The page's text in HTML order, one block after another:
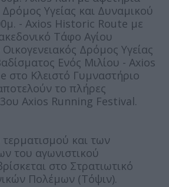
Υγείας και Δυναμικού
- Axios Historic Route με
Τάφο Αγίου
Δρόμος Υγείας
Ενός Μιλίου - Axios
στο Κλειστό Γυμναστήριο
το πλήρες
Axios Running Festival.
και των
του αγωνιστικού
στο Στρατιωτικό
Πολέμων (Τόψιν).